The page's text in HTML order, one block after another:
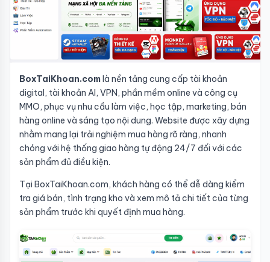
BoxTaiKhoan.com là nền tảng cung cấp tài khoản
digital, tài khoản AI, VPN, phần mềm online và công cụ
MMO, phục vụ nhu cầu làm việc, học tập, marketing, bán
hàng online và sáng tạo nội dung. Website được xây dựng
nhằm mang lại trải nghiệm mua hàng rõ ràng, nhanh
chóng với hệ thống giao hàng tự động 24/7 đối với các
sản phẩm đủ điều kiện.
Tại BoxTaiKhoan.com, khách hàng có thể dễ dàng kiểm
tra giá bán, tình trạng kho và xem mô tả chi tiết của từng
sản phẩm trước khi quyết định mua hàng.